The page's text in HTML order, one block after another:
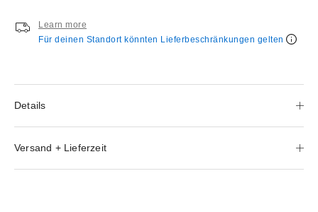
Learn more
Für deinen Standort könnten Lieferbeschränkungen gelten
Details
Versand + Lieferzeit